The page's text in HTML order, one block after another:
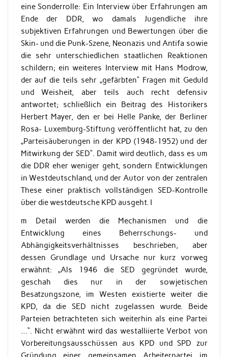
eine Sonderrolle: Ein Interview über Erfahrungen am
Ende der DDR, wo damals Jugendliche ihre
subjektiven Erfahrungen und Bewertungen über die
Skin- und die Punk-Szene, Neonazis und Antifa sowie
die sehr unterschiedlichen staatlichen Reaktionen
schildern; ein weiteres Interview mit Hans Modrow,
der auf die teils sehr „gefärbten“ Fragen mit Geduld
und Weisheit, aber teils auch recht defensiv
antwortet; schließlich ein Beitrag des Historikers
Herbert Mayer, den er bei Helle Panke, der Berliner
Rosa- Luxemburg-Stiftung veröffentlicht hat, zu den
„Parteisäuberungen in der KPD (1948-1952) und der
Mitwirkung der SED“. Damit wird deutlich, dass es um
die DDR eher weniger geht, sondern Entwicklungen
in Westdeutschland, und der Autor von der zentralen
These einer praktisch vollständigen SED-Kontrolle
über die westdeutsche KPD ausgeht. I
m Detail werden die Mechanismen und die
Entwicklung eines Beherrschungs- und
Abhängigkeitsverhältnisses beschrieben, aber
dessen Grundlage und Ursache nur kurz vorweg
erwähnt: „Als 1946 die SED gegründet wurde,
geschah dies nur in der sowjetischen
Besatzungszone, im Westen existierte weiter die
KPD, da die SED nicht zugelassen wurde. Beide
Parteien betrachteten sich weiterhin als eine Partei
…“. Nicht erwähnt wird das westalliierte Verbot von
Vorbereitungsausschüssen aus KPD und SPD zur